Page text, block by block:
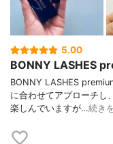
5.00
BONNY LASHES
BONNY LASHES
に合わせてアプローチし
楽しんでいますが…続き